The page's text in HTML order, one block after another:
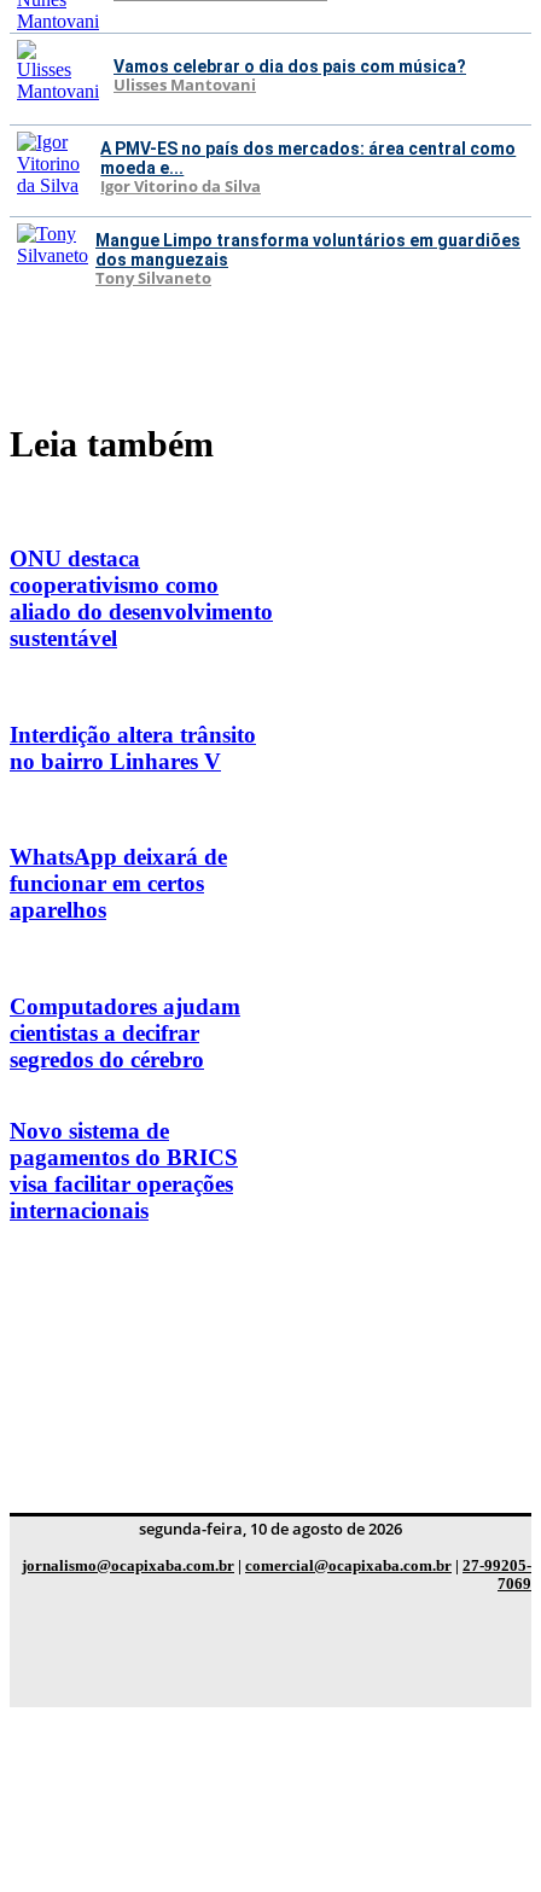
Vamos celebrar o dia dos pais com música?
Ulisses Mantovani
A PMV-ES no país dos mercados: área central como
moeda e...
Igor Vitorino da Silva
Mangue Limpo transforma voluntários em guardiões
dos manguezais
Tony Silvaneto
Leia também
ONU destaca
cooperativismo como
aliado do desenvolvimento
sustentável
Interdição altera trânsito
no bairro Linhares V
WhatsApp deixará de
funcionar em certos
aparelhos
Computadores ajudam
cientistas a decifrar
segredos do cérebro
Novo sistema de
pagamentos do BRICS
visa facilitar operações
internacionais
segunda-feira, 10 de agosto de 2026
jornalismo@ocapixaba.com.br | comercial@ocapixaba.com.br | 27-99205-
7069